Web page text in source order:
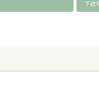
下総